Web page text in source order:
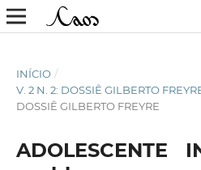
INÍCIO /
V. 2 N. 2: DOSSIÊ GILBERTO
DOSSIÊ GILBERTO FREYRE
ADOLESCENTE